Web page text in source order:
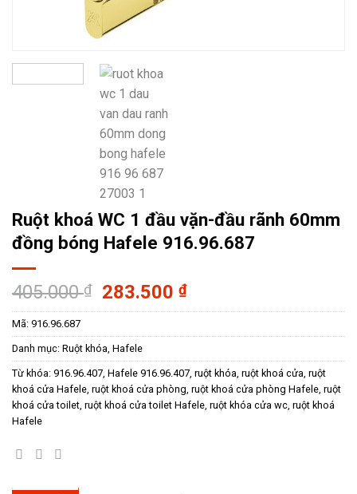
Ruột khoá WC 1 đầu vặn-đầu rãnh 60mm
đồng bóng Hafele 916.96.687
405.000₫
Giá
gốc
405.000 ₫.
283.500₫Giá
hiện
283.500 ₫.
Mã: 916.96.687
Danh mục: Ruột khóa Hafele
Từ khóa: 916.96.407 Hafele 916.96.407 ruột khóa ruột khoá cửa ruột
khoá cửa Hafele ruột khoá cửa phòng ruột khoá cửa phòng Hafele ruột
khoá cửa toilet ruột khoá cửa toilet Hafele ruột khóa cửa wc ruột khoá
Hafele